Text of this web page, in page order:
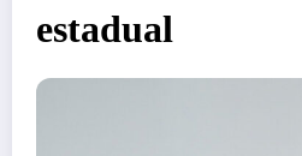
estadual